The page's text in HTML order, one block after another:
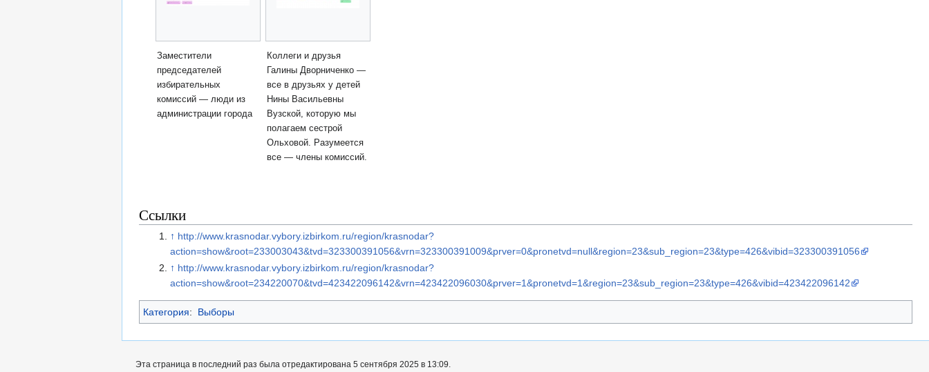
Заместители
председателей
избирательных
комиссий — люди из
администрации города
Коллеги и друзья
Галины Дворниченко —
все в друзьях у детей
Нины Васильевны
Вузской, которую мы
полагаем сестрой
Ольховой. Разумеется
все — члены комиссий.
Ссылки
↑ http://www.krasnodar.vybory.izbirkom.ru/region/krasnodar?
action=show&root=233003043&tvd=323300391056&vrn=323300391009&prver=0&pronetvd=null&region=23&sub_region=23&type=426&vibid=323300391056
↑ http://www.krasnodar.vybory.izbirkom.ru/region/krasnodar?
action=show&root=234220070&tvd=423422096142&vrn=423422096030&prver=1&pronetvd=1&region=23&sub_region=23&type=426&vibid=423422096142
Категория: Выборы
Эта страница в последний раз была отредактирована 5 сентября 2025 в 13:09.